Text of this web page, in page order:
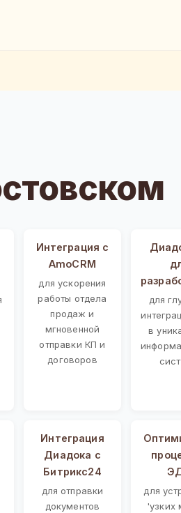
Интеграция с
AmoCRM
для ускорения
работы отдела
продаж и
мгновенной
отправки КП и
договоров
для
в
Интеграция
Диадока с
Битрикс24
для отправки
документов
для
'узких